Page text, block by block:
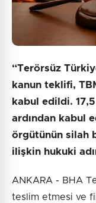
“Terörsüz
kanun teklifi,
kabul edildi.
ardından kabul
örgütünün silah
ilişkin hukuki
ANKARA - BHA
teslim etmesi ve